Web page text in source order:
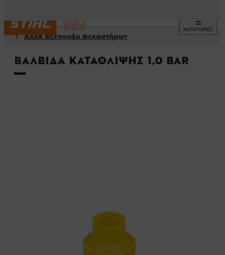
ΚΑΤΗΓΟΡΙΕΣ
Αλλα αξεσουάρ ψεκαστήρων
Βαλβίδα κατάθλιψης 1,0 bar